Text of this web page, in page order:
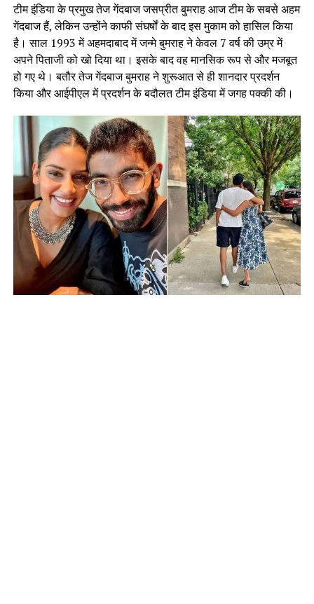
टीम इंडिया के प्रमुख तेज गेंदबाज जसप्रीत बुमराह आज टीम के सबसे अहम
गेंदबाज हैं, लेकिन उन्होंने काफी संघर्षों के बाद इस मुकाम को हासिल किया
है। साल 1993 में अहमदाबाद में जन्मे बुमराह ने केवल 7 वर्ष की उम्र में
अपने पिताजी को खो दिया था। इसके बाद वह मानसिक रूप से और मजबूत
हो गए थे। बतौर तेज गेंदबाज बुमराह ने शुरूआत से ही शानदार प्रदर्शन
किया और आईपीएल में प्रदर्शन के बदौलत टीम इंडिया में जगह पक्की की।